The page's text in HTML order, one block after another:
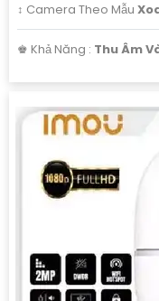
↕️ Camera Theo Mẫu
️♚ Khả Năng : Thu Âm